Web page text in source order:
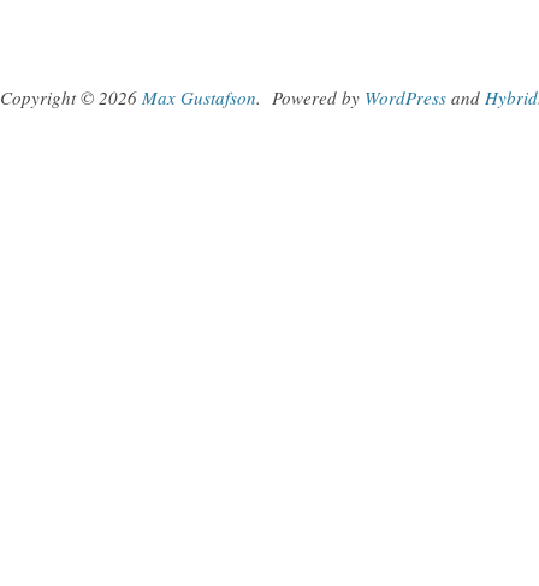
Copyright © 2026 Max Gustafson. Powered by WordPress and Hybrid